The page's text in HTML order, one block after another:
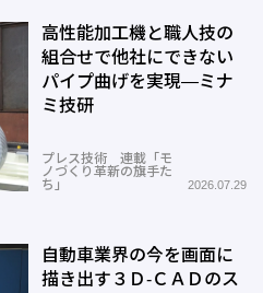
高性能加工機と職人技の
組合せで他社にできない
パイプ曲げを実現―ミナ
ミ技研
プレス技術 連載「モ
ノづくり革新の旗手た
ち」
2026.07.29
自動車業界の今を画面に
描き出す３Ｄ-ＣＡＤのス